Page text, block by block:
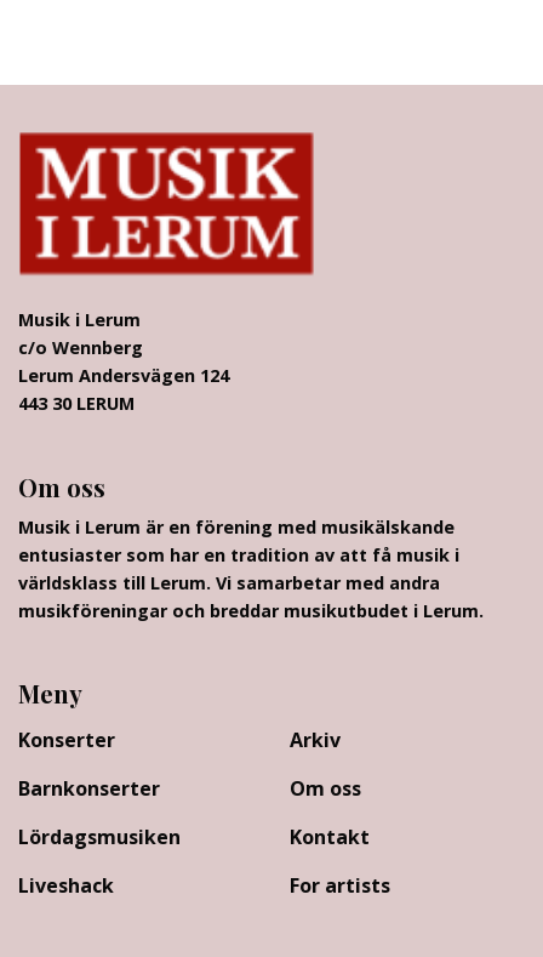
Musik i Lerum
c/o Wennberg
Lerum Andersvägen 124
443 30 LERUM
Om oss
Musik i Lerum är en förening med musikälskande
entusiaster som har en tradition av att få musik i
världsklass till Lerum. Vi samarbetar med andra
musikföreningar och breddar musikutbudet i Lerum.
Meny
Konserter
Barnkonserter
Lördagsmusiken
Liveshack
Arkiv
Om oss
Kontakt
For artists